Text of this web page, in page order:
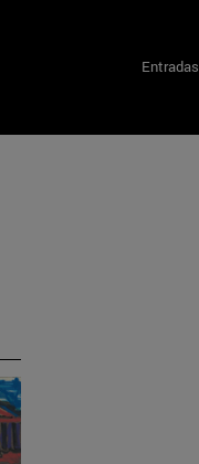
Entradas